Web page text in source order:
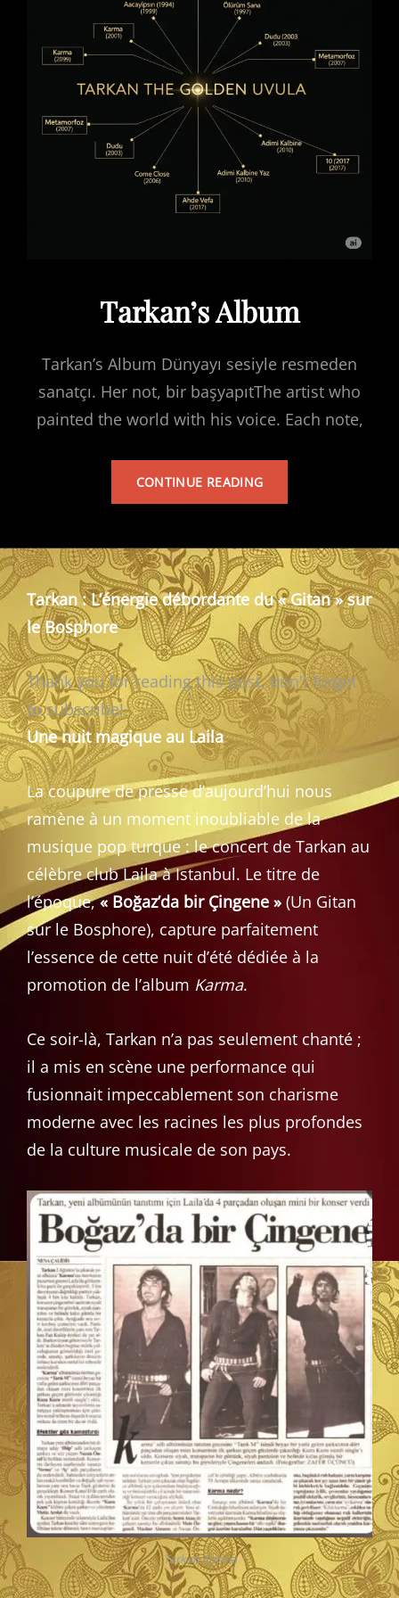
Tarkan’s Album
Tarkan’s Album Dünyayı sesiyle resmeden
sanatçı. Her not, bir başyapıtThe artist who
painted the world with his voice. Each note,
CONTINUE READINGTARKAN’S
Tarkan : L’énergie débordante du « Gitan » sur
le Bosphore
Thank you for reading this post, don't forget
to subscribe!
Une nuit magique au Laila
La coupure de presse d’aujourd’hui nous
ramène à un moment inoubliable de la
musique pop turque : le concert de Tarkan au
célèbre club Laila à Istanbul. Le titre de
l’époque,« Boğaz’da bir Çingene » (Un Gitan
sur le Bosphore), capture parfaitement
l’essence de cette nuit d’été dédiée à la
promotion de l’album Karma.
Ce soir-là, Tarkan n’a pas seulement chanté ;
il a mis en scène une performance qui
fusionnait impeccablement son charisme
moderne avec les racines les plus profondes
de la culture musicale de son pays.
Tarkan Karma